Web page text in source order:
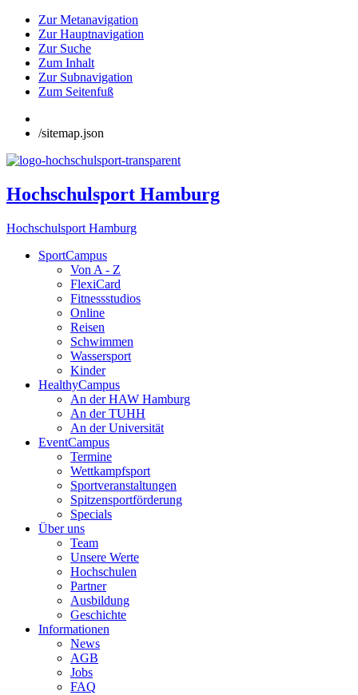
Zur Metanavigation
Zur Hauptnavigation
Zur Suche
Zum Inhalt
Zur Subnavigation
Zum Seitenfuß
/sitemap.json
Hochschulsport Hamburg
Hochschulsport Hamburg
SportCampus
Von A - Z
FlexiCard
Fitnessstudios
Online
Reisen
Schwimmen
Wassersport
Kinder
HealthyCampus
An der HAW Hamburg
An der TUHH
An der Universität
EventCampus
Termine
Wettkampfsport
Sportveranstaltungen
Spitzensportförderung
Specials
Über uns
Team
Unsere Werte
Hochschulen
Partner
Ausbildung
Geschichte
Informationen
News
AGB
Jobs
FAQ